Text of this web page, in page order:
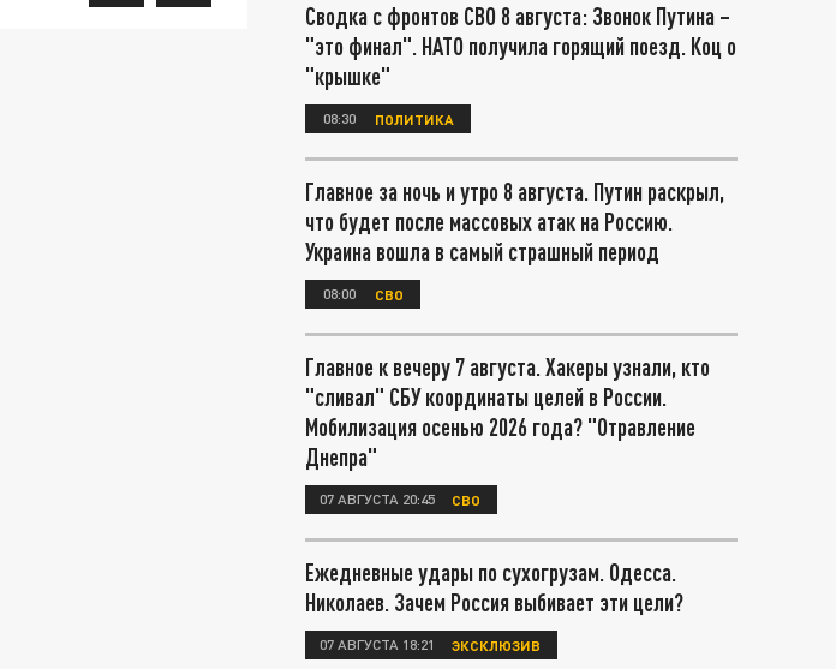
Сводка с фронтов СВО 8 августа: Звонок Путина –
"это финал". НАТО получила горящий поезд. Коц о
"крышке"
08:30 ПОЛИТИКА
Главное за ночь и утро 8 августа. Путин раскрыл,
что будет после массовых атак на Россию.
Украина вошла в самый страшный период
08:00 СВО
Главное к вечеру 7 августа. Хакеры узнали, кто
"сливал" СБУ координаты целей в России.
Мобилизация осенью 2026 года? "Отравление
Днепра"
07 АВГУСТА 20:45 СВО
Ежедневные удары по сухогрузам. Одесса.
Николаев. Зачем Россия выбивает эти цели?
07 АВГУСТА 18:21 ЭКСКЛЮЗИВ